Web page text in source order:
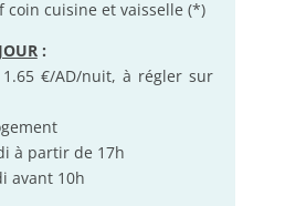
coin cuisine et vaisselle (*)
:
€/AD/nuit, à régler sur
à partir de 17h
avant 10h